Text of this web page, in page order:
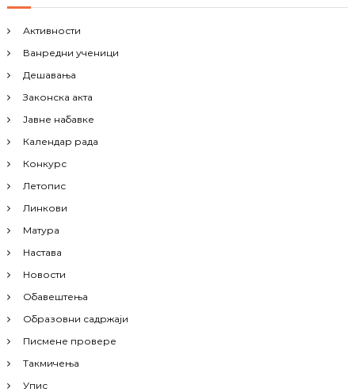
Активности
Ванредни ученици
Дешавања
Законска акта
Јавне набавке
Календар рада
Конкурс
Летопис
Линкови
Матура
Настава
Новости
Обавештења
Образовни садржаји
Писмене провере
Такмичења
Упис